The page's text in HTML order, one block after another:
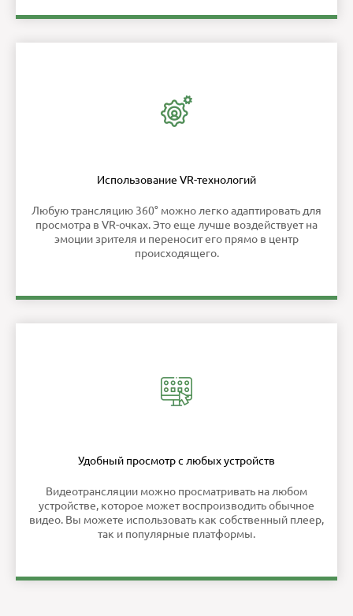
Использование VR-технологий
Любую трансляцию 360° можно легко адаптировать для
просмотра в VR-очках. Это еще лучше воздействует на
эмоции зрителя и переносит его прямо в центр
происходящего.
Удобный просмотр с любых устройств
Видеотрансляции можно просматривать на любом
устройстве, которое может воспроизводить обычное
видео. Вы можете использовать как собственный плеер,
так и популярные платформы.